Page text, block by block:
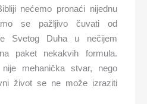
nećemo pronaći nijednu
se pažljivo čuvati od
Svetog Duha u nečijem
paket nekakvih formula.
mehanička stvar, nego
život se ne može izraziti